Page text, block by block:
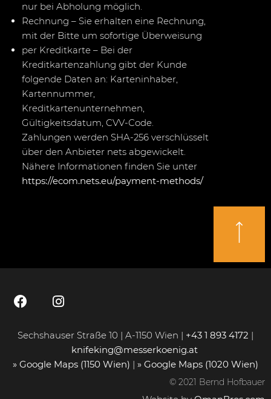
nur bei Abholung möglich.
Rechnung – Sie erhalten eine Rechnung,
mit der Bitte um sofortige Überweisung
per Kreditkarte – Bei der
Kreditkartenzahlung gibt der Kunde
folgende Daten an: Karteninhaber,
Kartennummer,
Kreditkartenunternehmen,
Gültigkeitsdatum, CVV-Code.
Zahlungen werden SHA-256 verschlüsselt
über den Anbieter nets abgewickelt.
Nähere Informationen finden Sie unter
https://ecom.nets.eu/payment-methods/
Sechshauser Straße 10 | A-1150 Wien | +43 1 893 4172 |
knifeking@messerkoenig.at
» Google Maps (1150 Wien) | » Google Maps (1020 Wien)
© 2021 Bernd Hofbauer